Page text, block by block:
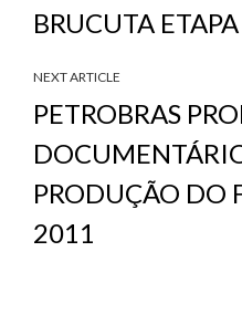
BRUCUTA
NEXT ARTICLE
PETROBRAS
PRODUÇÃO DO
2011